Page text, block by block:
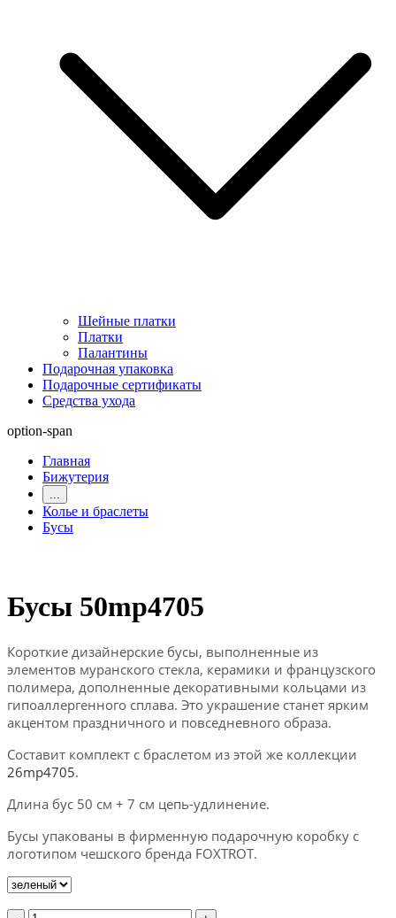
Шейные платки
Платки
Палантины
Подарочная упаковка
Подарочные сертификаты
Средства ухода
option-span
Главная
Бижутерия
Колье и браслеты
Бусы
Бусы 50mp4705
Короткие дизайнерские бусы, выполненные из
элементов муранского стекла, керамики и французского
полимера, дополненные декоративными кольцами из
гипоаллергенного сплава. Это украшение станет ярким
акцентом праздничного и повседневного образа.
Составит комплект с браслетом из этой же коллекции
26mp4705.
Длина бус 50 см + 7 см цепь-удлинение.
Бусы упакованы в фирменную подарочную коробку с
логотипом чешского бренда FOXTROT.